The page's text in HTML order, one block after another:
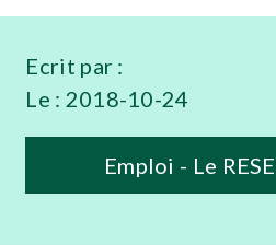
Ecrit par :
Le : 2018-10-24
Emploi - Le